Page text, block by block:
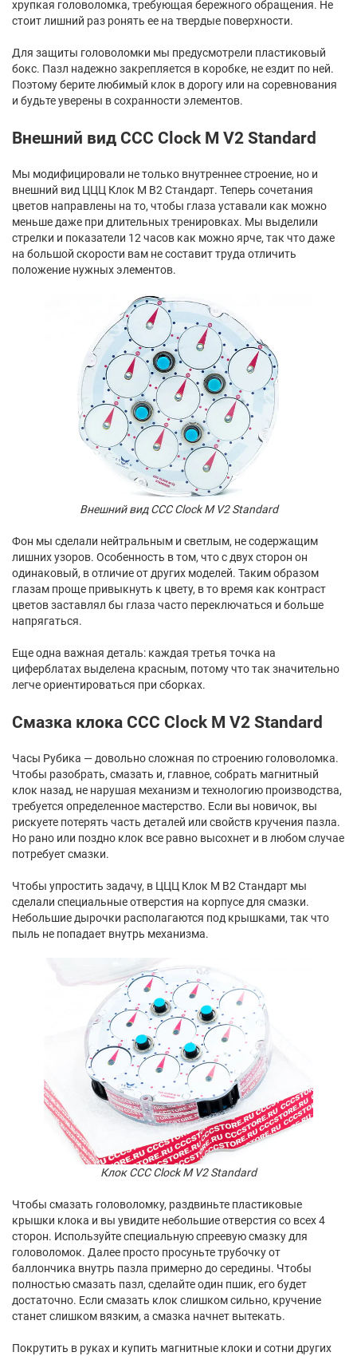
хрупкая головоломка, требующая бережного обращения. Не
стоит лишний раз ронять ее на твердые поверхности.
Для защиты головоломки мы предусмотрели пластиковый
бокс. Пазл надежно закрепляется в коробке, не ездит по ней.
Поэтому берите любимый клок в дорогу или на соревнования
и будьте уверены в сохранности элементов.
Внешний вид CCC Clock M V2 Standard
Мы модифицировали не только внутреннее строение, но и
внешний вид ЦЦЦ Клок М В2 Стандарт. Теперь сочетания
цветов направлены на то, чтобы глаза уставали как можно
меньше даже при длительных тренировках. Мы выделили
стрелки и показатели 12 часов как можно ярче, так что даже
на большой скорости вам не составит труда отличить
положение нужных элементов.
Внешний вид CCC Clock M V2 Standard
Фон мы сделали нейтральным и светлым, не содержащим
лишних узоров. Особенность в том, что с двух сторон он
одинаковый, в отличие от других моделей. Таким образом
глазам проще привыкнуть к цвету, в то время как контраст
цветов заставлял бы глаза часто переключаться и больше
напрягаться.
Еще одна важная деталь: каждая третья точка на
циферблатах выделена красным, потому что так значительно
легче ориентироваться при сборках.
Смазка клока CCC Clock M V2 Standard
Часы Рубика — довольно сложная по строению головоломка.
Чтобы разобрать, смазать и, главное, собрать магнитный
клок назад, не нарушая механизм и технологию производства,
требуется определенное мастерство. Если вы новичок, вы
рискуете потерять часть деталей или свойств кручения пазла.
Но рано или поздно клок все равно высохнет и в любом случае
потребует смазки.
Чтобы упростить задачу, в ЦЦЦ Клок М В2 Стандарт мы
сделали специальные отверстия на корпусе для смазки.
Небольшие дырочки располагаются под крышками, так что
пыль не попадает внутрь механизма.
Клок CCC Clock M V2 Standard
Чтобы смазать головоломку, раздвиньте пластиковые
крышки клока и вы увидите небольшие отверстия со всех 4
сторон. Используйте специальную спреевую смазку для
головоломок. Далее просто просуньте трубочку от
баллончика внутрь пазла примерно до середины. Чтобы
полностью смазать пазл, сделайте один пшик, его будет
достаточно. Если смазать клок слишком сильно, кручение
станет слишком вязким, а смазка начнет вытекать.
Покрутить в руках и купить магнитные клоки и сотни других